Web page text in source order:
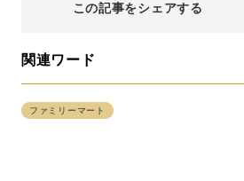
この記事をシェアする
関連ワード
ファミリーマート